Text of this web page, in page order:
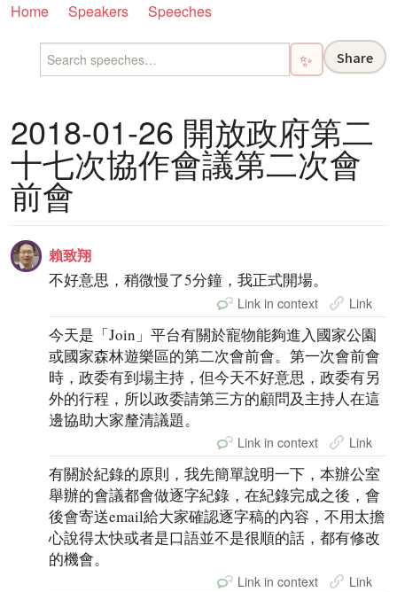
Home Speakers Speeches
✨ Share
2018-01-26 開放政府第二
十七次協作會議第二次會
前會
賴致翔
不好意思，稍微慢了5分鐘，我正式開場。
Link in context Link
今天是「Join」平台有關於寵物能夠進入國家公園
或國家森林遊樂區的第二次會前會。第一次會前會
時，政委有到場主持，但今天不好意思，政委有另
外的行程，所以政委請第三方的顧問及主持人在這
邊協助大家釐清議題。
Link in context Link
有關於紀錄的原則，我先簡單說明一下，本辦公室
舉辦的會議都會做逐字紀錄，在紀錄完成之後，會
後會寄送email給大家確認逐字稿的內容，不用太擔
心說得太快或者是口語並不是很順的話，都有修改
的機會。
Link in context Link